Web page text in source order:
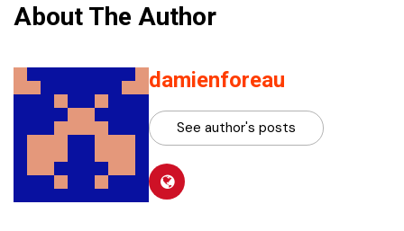
About The Author
damienforeau
See author's posts